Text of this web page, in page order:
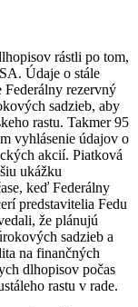
rástli po tom,
Údaje o stále
Federálny rezervný
sadzieb, aby
rastu. Takmer 95
vyhlásenie údajov o
akcií. Piatková
ukážku
keď Federálny
predstavitelia Fedu
že plánujú
sadzieb a
na finančných
dlhopisov počas
rastu v rade.